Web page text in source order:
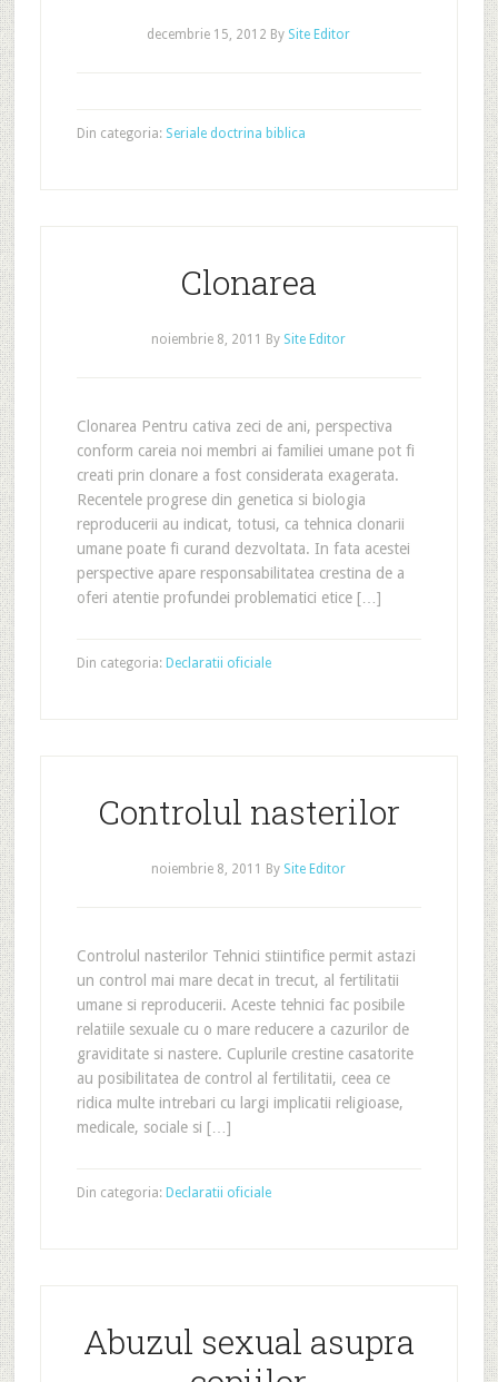
decembrie 15, 2012 By Site Editor
Din categoria: Seriale doctrina biblica
Clonarea
noiembrie 8, 2011 By Site Editor
Clonarea Pentru cativa zeci de ani, perspectiva
conform careia noi membri ai familiei umane pot fi
creati prin clonare a fost considerata exagerata.
Recentele progrese din genetica si biologia
reproducerii au indicat, totusi, ca tehnica clonarii
umane poate fi curand dezvoltata. In fata acestei
perspective apare responsabilitatea crestina de a
oferi atentie profundei problematici etice […]
Din categoria: Declaratii oficiale
Controlul nasterilor
noiembrie 8, 2011 By Site Editor
Controlul nasterilor Tehnici stiintifice permit astazi
un control mai mare decat in trecut, al fertilitatii
umane si reproducerii. Aceste tehnici fac posibile
relatiile sexuale cu o mare reducere a cazurilor de
graviditate si nastere. Cuplurile crestine casatorite
au posibilitatea de control al fertilitatii, ceea ce
ridica multe intrebari cu largi implicatii religioase,
medicale, sociale si […]
Din categoria: Declaratii oficiale
Abuzul sexual asupra